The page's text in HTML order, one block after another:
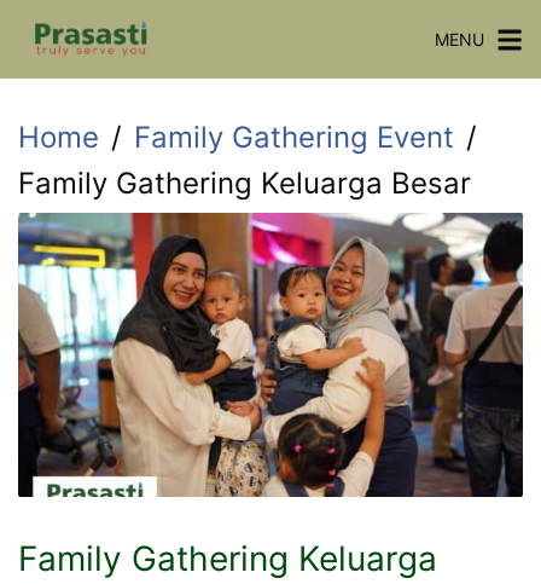
Skip
MENU
Home
Family Gathering Event
Family Gathering Keluarga Besar
Family Gathering Keluarga